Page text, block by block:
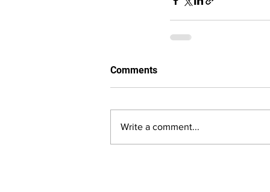
Comments
Write a comment...